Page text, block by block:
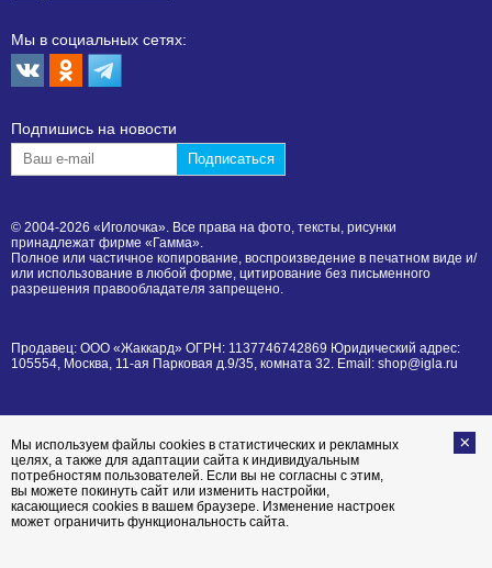
Мы в социальных сетях:
Подпишиcь на новости
© 2004-2026 «Иголочка». Все права на фото, тексты, рисунки
принадлежат фирме «Гамма».
Полное или частичное копирование, воспроизведение в печатном виде и/
или использование в любой форме, цитирование без письменного
разрешения правообладателя запрещено.
Продавец: ООО «Жаккард» ОГРН: 1137746742869 Юридический адрес:
105554, Москва, 11-ая Парковая д.9/35, комната 32. Email: shop@igla.ru
Мы используем файлы cookies в статистических и рекламных
целях, а также для адаптации сайта к индивидуальным
потребностям пользователей. Если вы не согласны с этим,
вы можете покинуть сайт или изменить настройки,
касающиеся cookies в вашем браузере. Изменение настроек
может ограничить функциональность сайта.